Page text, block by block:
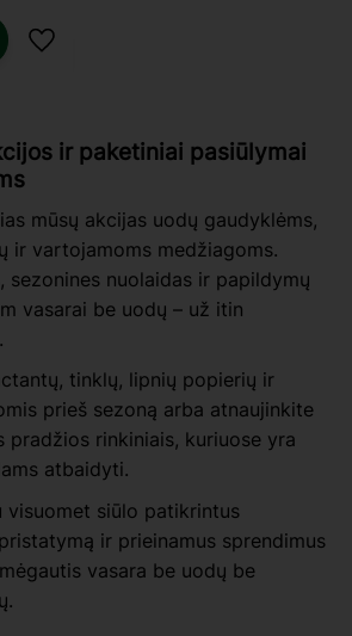
Pridėti į mėgstamiausius
ir paketiniai pasiūlymai
mūsų akcijas uodų gaudyklėms,
ir vartojamoms medžiagoms.
sezonines nuolaidas ir papildymų
vasarai be uodų – už itin
tinklų, lipnių popierių ir
prieš sezoną arba atnaujinkite
pradžios rinkiniais, kuriuose yra
atbaidyti.
visuomet siūlo patikrintus
ir prieinamus sprendimus
vasara be uodų be